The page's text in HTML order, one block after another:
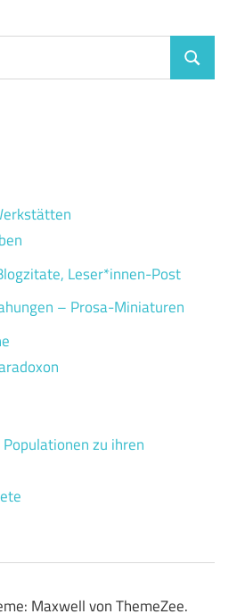
Suchen
Leser*innen-Post
– Prosa-Miniaturen
zu ihren
Maxwell von ThemeZee.